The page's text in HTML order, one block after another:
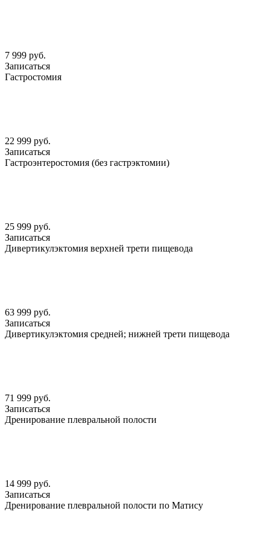
7 999 руб.
Записаться
Гастростомия
22 999 руб.
Записаться
Гастроэнтеростомия (без гастрэктомии)
25 999 руб.
Записаться
Дивертикулэктомия верхней трети пищевода
63 999 руб.
Записаться
Дивертикулэктомия средней; нижней трети пищевода
71 999 руб.
Записаться
Дренирование плевральной полости
14 999 руб.
Записаться
Дренирование плевральной полости по Матису